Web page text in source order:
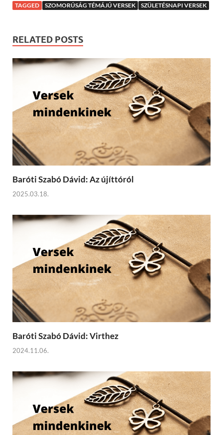
TAGGED SZOMORÚSÁG TÉMÁJÚ VERSEK SZÜLETÉSNAPI VERSEK
RELATED POSTS
Baróti Szabó Dávid: Az újíttóról
2025.03.18.
Baróti Szabó Dávid: Virthez
2024.11.06.